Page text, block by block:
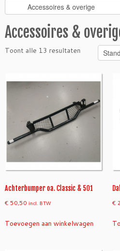
Accessoires &
Toont alle 13 resultaten
Achterbumper oa. Classic & 501
€ 50,50 incl. BTW
Toevoegen aan winkelwagen
€